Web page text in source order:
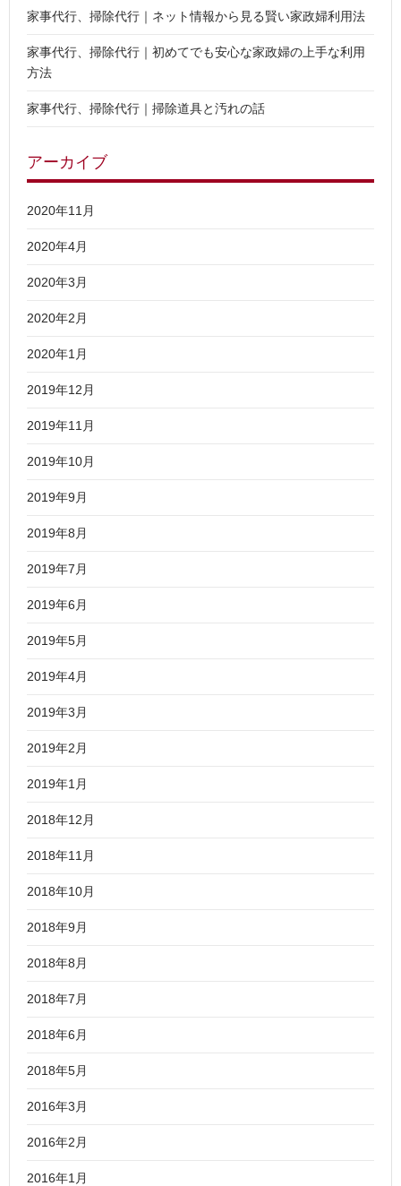
家事代行、掃除代行｜ネット情報から見る賢い家政婦利用法
家事代行、掃除代行｜初めてでも安心な家政婦の上手な利用
方法
家事代行、掃除代行｜掃除道具と汚れの話
アーカイブ
2020年11月
2020年4月
2020年3月
2020年2月
2020年1月
2019年12月
2019年11月
2019年10月
2019年9月
2019年8月
2019年7月
2019年6月
2019年5月
2019年4月
2019年3月
2019年2月
2019年1月
2018年12月
2018年11月
2018年10月
2018年9月
2018年8月
2018年7月
2018年6月
2018年5月
2016年3月
2016年2月
2016年1月